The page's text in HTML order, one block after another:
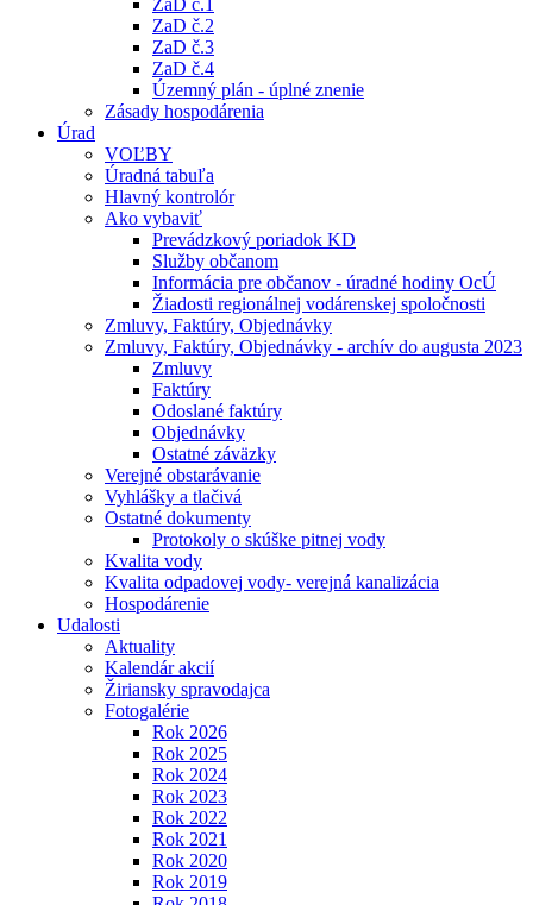
ZaD č.1
ZaD č.2
ZaD č.3
ZaD č.4
Územný plán - úplné znenie
Zásady hospodárenia
Úrad
VOĽBY
Úradná tabuľa
Hlavný kontrolór
Ako vybaviť
Prevádzkový poriadok KD
Služby občanom
Informácia pre občanov - úradné hodiny OcÚ
Žiadosti regionálnej vodárenskej spoločnosti
Zmluvy, Faktúry, Objednávky
Zmluvy, Faktúry, Objednávky - archív do augusta 2023
Zmluvy
Faktúry
Odoslané faktúry
Objednávky
Ostatné záväzky
Verejné obstarávanie
Vyhlášky a tlačivá
Ostatné dokumenty
Protokoly o skúške pitnej vody
Kvalita vody
Kvalita odpadovej vody- verejná kanalizácia
Hospodárenie
Udalosti
Aktuality
Kalendár akcií
Žiriansky spravodajca
Fotogalérie
Rok 2026
Rok 2025
Rok 2024
Rok 2023
Rok 2022
Rok 2021
Rok 2020
Rok 2019